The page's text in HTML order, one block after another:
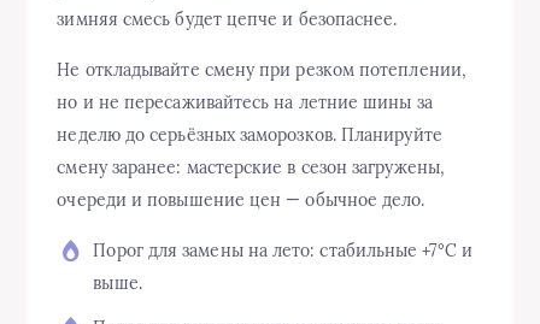
зимняя смесь будет цепче и безопаснее.
Не откладывайте смену при резком потеплении,
но и не пересаживайтесь на летние шины за
неделю до серьёзных заморозков. Планируйте
смену заранее: мастерские в сезон загружены,
очереди и повышение цен — обычное дело.
Порог для замены на лето: стабильные +7°C и
выше.